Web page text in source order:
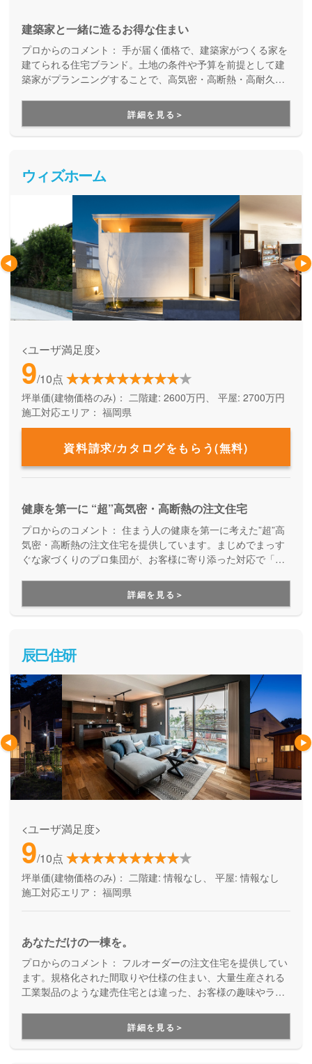
建築家と一緒に造るお得な住まい
プロからのコメント： 手が届く価格で、建築家がつくる家を
建てられる住宅ブランド。土地の条件や予算を前提として建
築家がプランニングすることで、高気密・高断熱・高耐久
っこよく、暮らしやすく、性能も良い家をご提案していま
す。
詳細を見る＞
ウィズホーム
<ユーザ満足度>
9/10点
坪単価(建物価格のみ)： 二階建: 2600万円、 平屋: 2700万円
施工対応エリア： 福岡県
資料請求/カタログをもらう(無料)
健康を第一に “超”高気密・高断熱の注文住宅
プロからのコメント： 住まう人の健康を第一に考えた”超”高
気密・高断熱の注文住宅を提供しています。まじめでまっす
ぐな家づくりのプロ集団が、お客様に寄り添った対応で「お
詳細を見る＞
辰巳住研
<ユーザ満足度>
9/10点
坪単価(建物価格のみ)： 二階建: 情報なし、 平屋: 情報なし
施工対応エリア： 福岡県
あなただけの一棟を。
プロからのコメント： フルオーダーの注文住宅を提供してい
ます。規格化された間取りや仕様の住まい、大量生産される
工業製品のような建売住宅とは違った、お客様の趣味やライ
棟が建つ。そんな家づくりです。
詳細を見る＞